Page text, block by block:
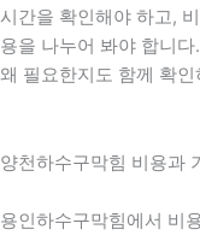
시간을 확인해야 하고,
용을 나누어 봐야 합니
왜 필요한지도 함께 확
양천하수구막힘 비용과
용인하수구막힘에서 비